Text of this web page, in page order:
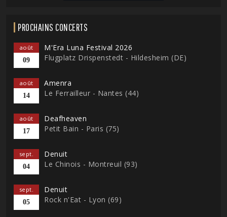
PROCHAINS CONCERTS
août
09
M'Era Luna Festival 2026
Flugplatz Drispenstedt - Hildesheim (DE)
août
14
Amenra
Le Ferrailleur - Nantes (44)
août
17
Deafheaven
Petit Bain - Paris (75)
sept.
04
Denuit
Le Chinois - Montreuil (93)
sept.
05
Denuit
Rock n'Eat - Lyon (69)